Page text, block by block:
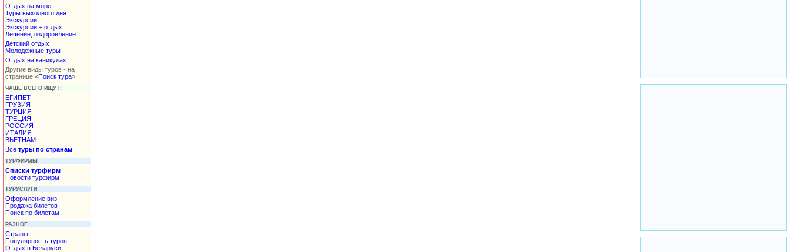
Отдых на море
Туры выходного дня
Экскурсии
Экскурсии + отдых
Лечение, оздоровление
Детский отдых
Молодежные туры
Отдых на каникулах
Другие виды туров - на
странице «Поиск тура»
ЧАЩЕ ВСЕГО ИЩУТ:
ЕГИПЕТ
ГРУЗИЯ
ТУРЦИЯ
ГРЕЦИЯ
РОССИЯ
ИТАЛИЯ
ВЬЕТНАМ
Все туры по странам
ТУРФИРМЫ
Списки турфирм
Новости турфирм
ТУРУСЛУГИ
Оформление виз
Продажа билетов
Поиск по билетам
РАЗНОЕ
Страны
Популярность туров
Отдых в Беларуси